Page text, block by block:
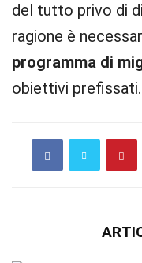
del tutto privo di
ragione è
programma di
obiettivi prefissati.